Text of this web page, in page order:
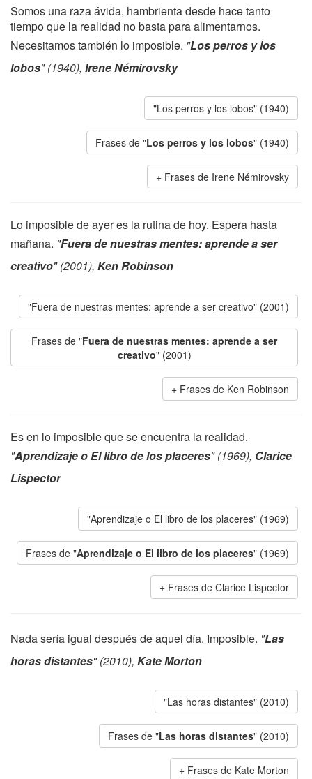
Somos una raza ávida, hambrienta desde hace tanto
tiempo que la realidad no basta para alimentarnos.
Necesitamos también lo imposible. "Los perros y los
lobos" (1940), Irene Némirovsky
"Los perros y los lobos" (1940)
Frases de "Los perros y los lobos" (1940)
Frases de Irene Némirovsky
Lo imposible de ayer es la rutina de hoy. Espera hasta
mañana. "Fuera de nuestras mentes: aprende a ser
creativo" (2001), Ken Robinson
"Fuera de nuestras mentes: aprende a ser creativo" (2001)
Frases de "Fuera de nuestras mentes: aprende a ser
creativo" (2001)
Frases de Ken Robinson
Es en lo imposible que se encuentra la realidad.
"Aprendizaje o El libro de los placeres" (1969), Clarice
Lispector
"Aprendizaje o El libro de los placeres" (1969)
Frases de "Aprendizaje o El libro de los placeres" (1969)
Frases de Clarice Lispector
Nada sería igual después de aquel día. Imposible. "Las
horas distantes" (2010), Kate Morton
"Las horas distantes" (2010)
Frases de "Las horas distantes" (2010)
Frases de Kate Morton